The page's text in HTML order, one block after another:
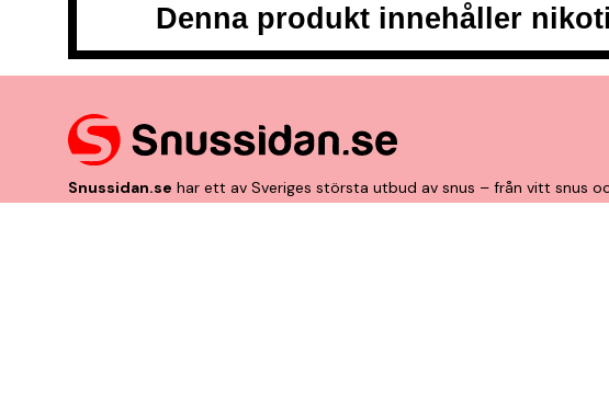
Denna produkt innehåller
Snussidan.se har ett av Sveriges största utbud av snus – från vitt snus